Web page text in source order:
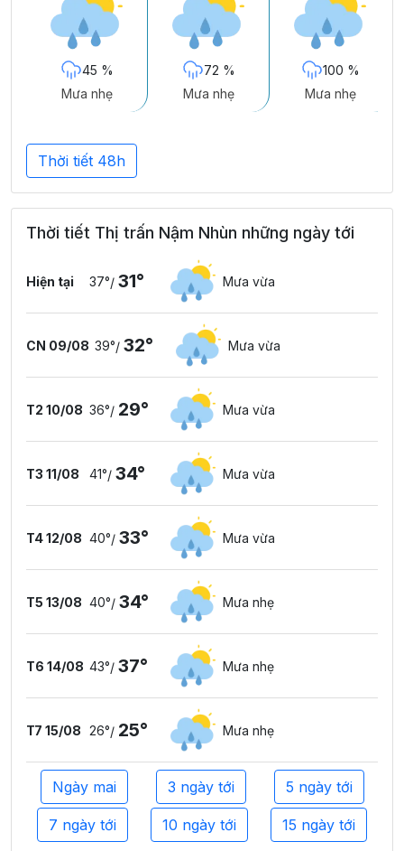
45 %
Mưa nhẹ
72 %
Mưa nhẹ
100 %
Mưa nhẹ
Thời tiết 48h
Thời tiết Thị trấn Nậm Nhùn những ngày tới
Hiện tại 37°/ 31° Mưa vừa
CN 09/08 39°/ 32° Mưa vừa
T2 10/08 36°/ 29° Mưa vừa
T3 11/08 41°/ 34° Mưa vừa
T4 12/08 40°/ 33° Mưa vừa
T5 13/08 40°/ 34° Mưa nhẹ
T6 14/08 43°/ 37° Mưa nhẹ
T7 15/08 26°/ 25° Mưa nhẹ
Ngày mai 3 ngày tới 5 ngày tới
7 ngày tới 10 ngày tới 15 ngày tới